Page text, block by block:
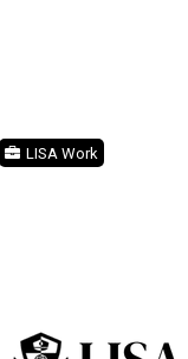
LISA Work